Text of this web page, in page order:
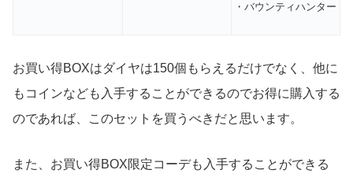
・バウンティハンター
お買い得BOXはダイヤは150個もらえるだけでなく、他に
もコインなども入手することができるのでお得に購入する
のであれば、このセットを買うべきだと思います。
また、お買い得BOX限定コーデも入手することができる